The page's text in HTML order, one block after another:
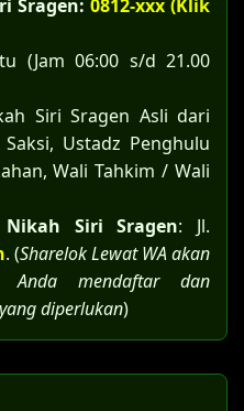
Sragen: 0812-xxx (Klik
(Jam 06:00 s/d 21.00
Siri Sragen Asli dari
Ustadz Penghulu
Wali Tahkim / Wali
Siri Sragen: Jl.
. (Sharelok Lewat WA akan
Anda mendaftar dan
diperlukan)